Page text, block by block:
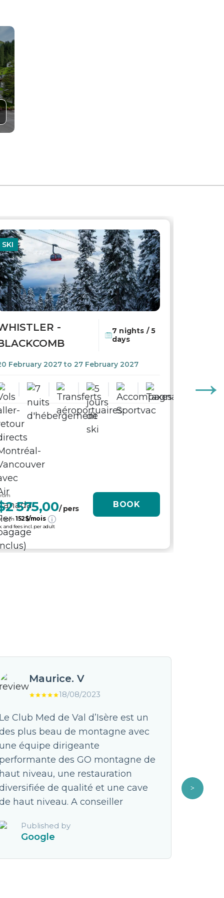
SKI
-
7 nights / 5
days
February 2027 to 27 February 2027
575,00/ pers
from 152$/mois
and fees incl. per adult
BOOK
Maurice. V
18/08/2023
Le Club Med de Val d’Isère est un
plus beau de montagne avec
une équipe dirigeante
performante des GO montagne de
haut niveau, une restauration
de qualité et une cave
haut niveau. A conseiller
Published by
Google
est